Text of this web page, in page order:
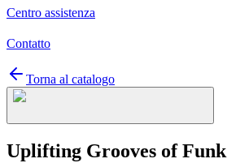
Centro assistenza
Contatto
Torna al catalogo
Uplifting Grooves of Funk